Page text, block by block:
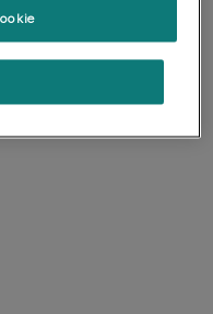
About Pet